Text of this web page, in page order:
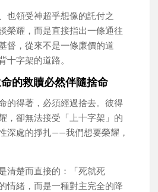
也領受神超乎想像的託付之
榮耀，而是直接指出一條通往
督，從來不是一條廉價的道
十字架的道路。
的救贖必然伴隨捨命
的得著，必須經過捨去。彼得
，卻無法接受「上十字架」的
深處的掙扎——我們想要榮耀，
清楚而直接的：「死就死
情緒，而是一種對主完全的降